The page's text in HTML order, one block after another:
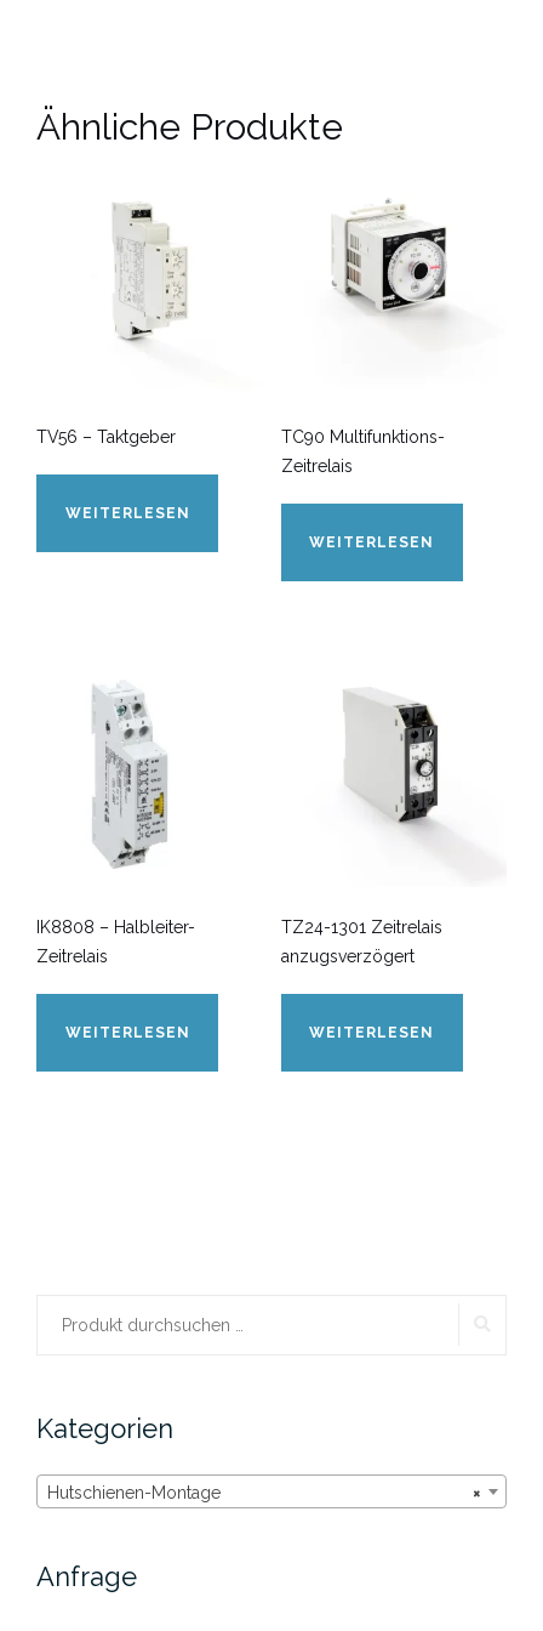
Ähnliche Produkte
TV56 – Taktgeber
WEITERLESEN
TC90 Multifunktions-
Zeitrelais
WEITERLESEN
IK8808 – Halbleiter-
Zeitrelais
WEITERLESEN
TZ24-1301 Zeitrelais
anzugsverzögert
WEITERLESEN
Suchen
Kategorien
×
Hutschienen-Montage
Anfrage